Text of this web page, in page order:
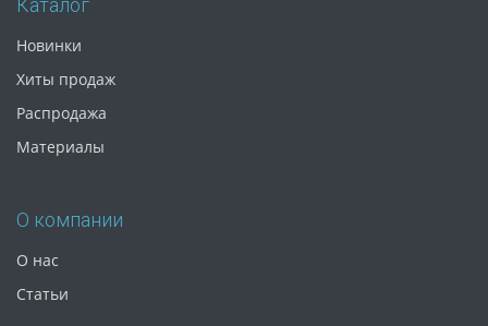
Каталог
Новинки
Хиты продаж
Распродажа
Материалы
О компании
О нас
Статьи